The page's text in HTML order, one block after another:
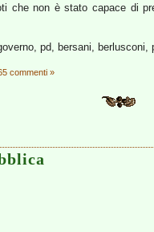
che non è stato capace di
pd, bersani,
commenti »